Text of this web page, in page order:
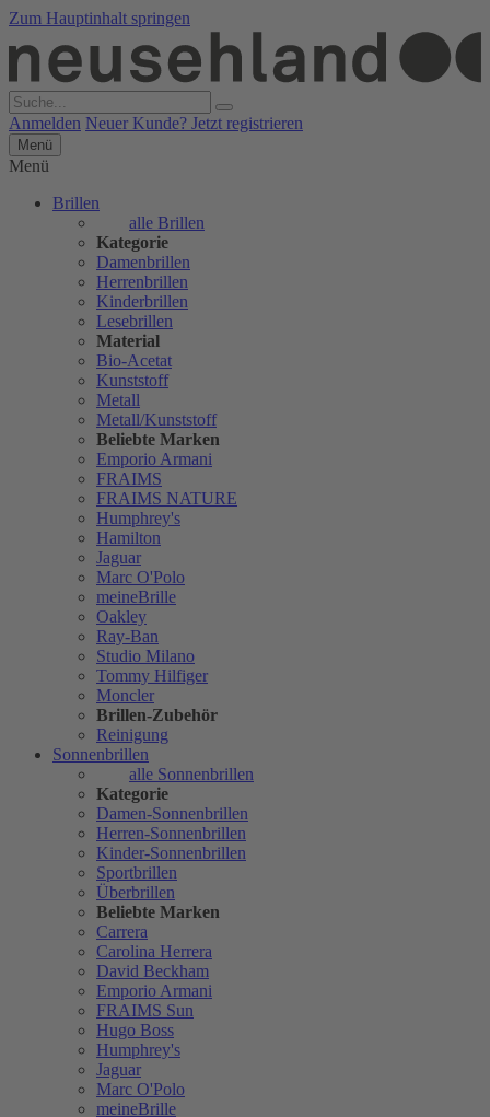
Zum Hauptinhalt springen
Anmelden Neuer Kunde? Jetzt registrieren
Menü
Menü
Brillen
alle Brillen
Kategorie
Damenbrillen
Herrenbrillen
Kinderbrillen
Lesebrillen
Material
Bio-Acetat
Kunststoff
Metall
Metall/Kunststoff
Beliebte Marken
Emporio Armani
FRAIMS
FRAIMS NATURE
Humphrey's
Hamilton
Jaguar
Marc O'Polo
meineBrille
Oakley
Ray-Ban
Studio Milano
Tommy Hilfiger
Moncler
Brillen-Zubehör
Reinigung
Sonnenbrillen
alle Sonnenbrillen
Kategorie
Damen-Sonnenbrillen
Herren-Sonnenbrillen
Kinder-Sonnenbrillen
Sportbrillen
Überbrillen
Beliebte Marken
Carrera
Carolina Herrera
David Beckham
Emporio Armani
FRAIMS Sun
Hugo Boss
Humphrey's
Jaguar
Marc O'Polo
meineBrille